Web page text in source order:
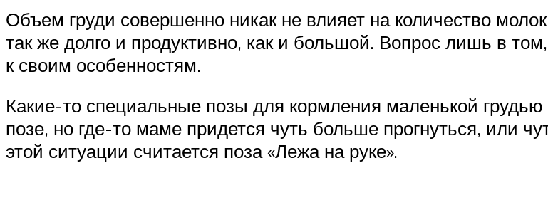
Объем груди совершенно никак не влияет на количество
так же долго и продуктивно, как и большой. Вопрос лишь в
к своим особенностям.
Какие-то специальные позы для кормления маленькой
позе, но где-то маме придется чуть больше прогнуться, или
этой ситуации считается поза «Лежа на руке».